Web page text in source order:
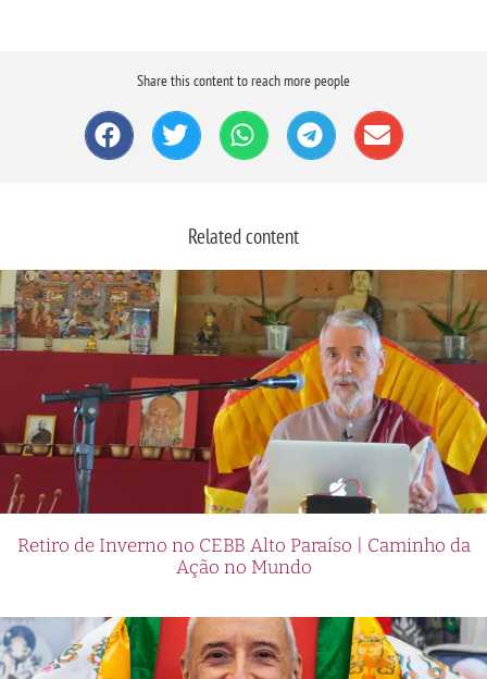
Share this content to reach more people
Related content
Retiro de Inverno no CEBB Alto Paraíso | Caminho da
Ação no Mundo